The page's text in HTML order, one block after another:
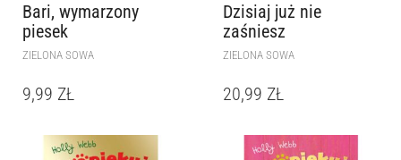
Bari, wymarzony
piesek
ZIELONA SOWA
9,99 ZŁ
Dzisiaj już nie
zaśniesz
ZIELONA SOWA
20,99 ZŁ